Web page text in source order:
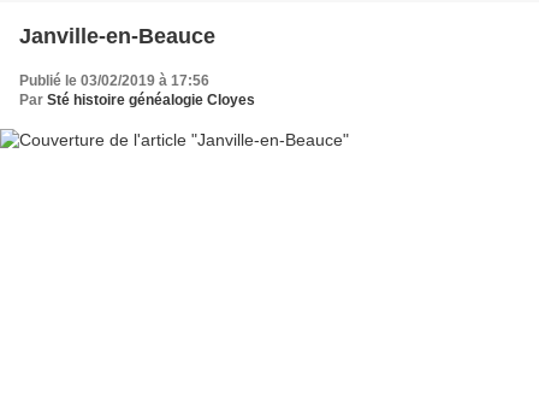
Janville-en-Beauce
Publié le 03/02/2019 à 17:56
Par Sté histoire généalogie Cloyes